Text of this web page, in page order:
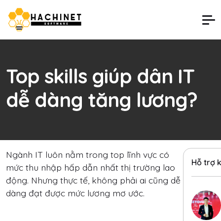
Top skills giúp dân IT
dễ dàng tăng lương?
Ngành IT luôn nằm trong top lĩnh vực có
mức thu nhập hấp dẫn nhất thị trường lao
động. Nhưng thực tế, không phải ai cũng dễ
dàng đạt được mức lương mơ ước.
Hỗ trợ